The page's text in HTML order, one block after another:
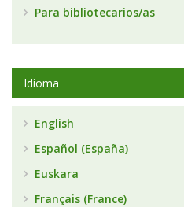
Para bibliotecarios/as
Idioma
English
Español (España)
Euskara
Français (France)